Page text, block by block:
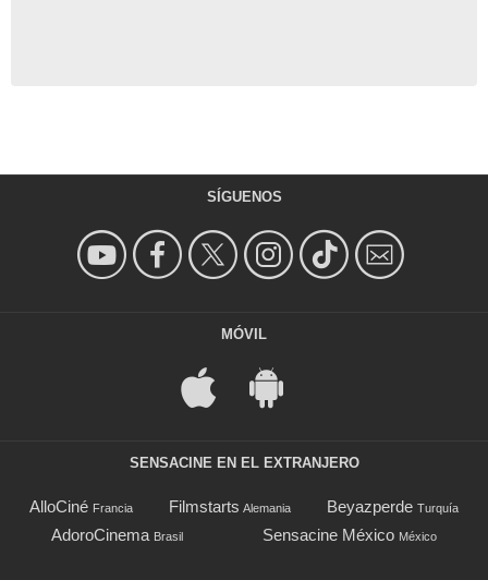
SÍGUENOS
MÓVIL
SENSACINE EN EL EXTRANJERO
AlloCiné Francia Filmstarts Alemania Beyazperde Turquía
AdoroCinema Brasil Sensacine México México